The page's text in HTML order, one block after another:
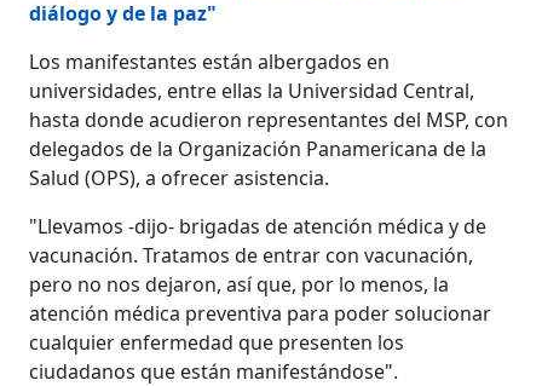
diálogo y de la paz"
Los manifestantes están albergados en
universidades, entre ellas la Universidad Central,
hasta donde acudieron representantes del MSP, con
delegados de la Organización Panamericana de la
Salud (OPS), a ofrecer asistencia.
"Llevamos -dijo- brigadas de atención médica y de
vacunación. Tratamos de entrar con vacunación,
pero no nos dejaron, así que, por lo menos, la
atención médica preventiva para poder solucionar
cualquier enfermedad que presenten los
ciudadanos que están manifestándose".